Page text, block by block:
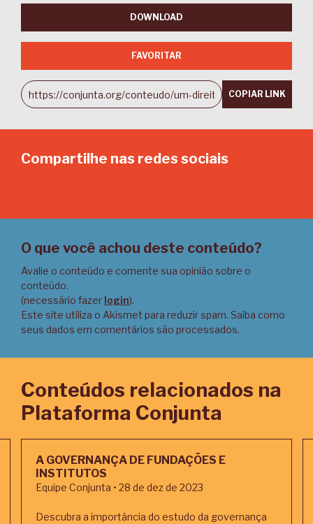
DOWNLOAD
FAVORITAR
COPIAR LINK
Compartilhe nas redes sociais
O que você achou deste conteúdo?
Avalie o conteúdo e comente sua opinião sobre o
conteúdo.
(necessário fazer login).
Este site utiliza o Akismet para reduzir spam. Saiba como
seus dados em comentários são processados.
Conteúdos relacionados na
Plataforma Conjunta
A GOVERNANÇA DE FUNDAÇÕES E
INSTITUTOS
Equipe Conjunta • 28 de dez de 2023
Descubra a importância do estudo da governança